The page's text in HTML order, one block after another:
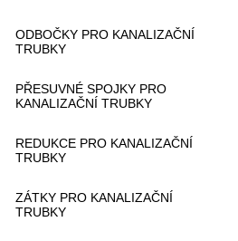
ODBOČKY PRO KANALIZAČNÍ
TRUBKY
PŘESUVNÉ SPOJKY PRO
KANALIZAČNÍ TRUBKY
REDUKCE PRO KANALIZAČNÍ
TRUBKY
ZÁTKY PRO KANALIZAČNÍ
TRUBKY